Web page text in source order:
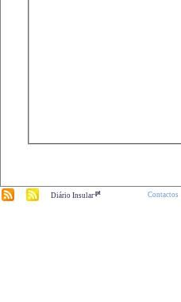
Diário Insular.pt Contactos